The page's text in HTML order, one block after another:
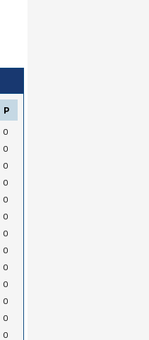
P
0
0
0
0
0
0
0
0
0
0
0
0
0